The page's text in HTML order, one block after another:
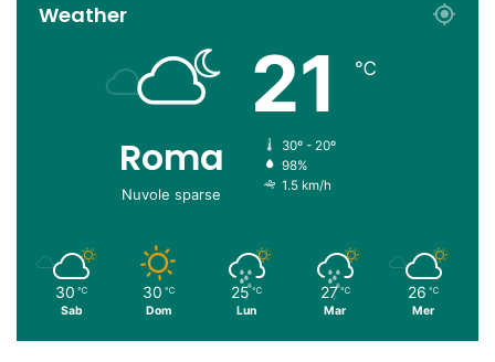
Weather
Roma
Nuvole sparse
21 ℃
30º - 20º
98%
1.5 km/h
30 ℃
Sab
30 ℃
Dom
25 ℃
Lun
27 ℃
Mar
26 ℃
Mer